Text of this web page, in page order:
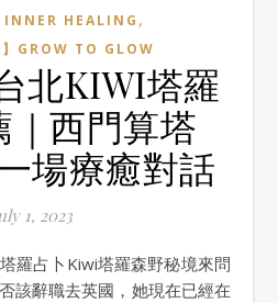
INNER HEALING ,
】GROW TO GLOW
北KIWI塔羅
｜西門算塔
場療癒對話
1, 2023
該辭職去英國，她現在已經在